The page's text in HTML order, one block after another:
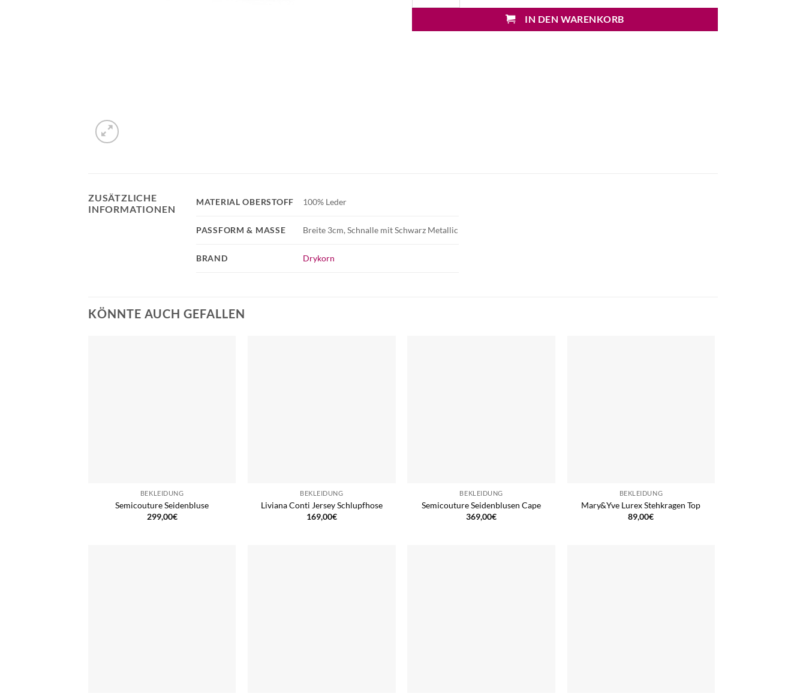
IN DEN WARENKORB
ZUSÄTZLICHE
INFORMATIONEN
BRAND Drykorn
MATERIAL OBERSTOFF 100% Leder
PASSFORM & MASSE Breite 3cm, Schnalle mit Schwarz Metallic
KÖNNTE AUCH GEFALLEN
BEKLEIDUNG
Semicouture Seidenbluse
299,00€
BEKLEIDUNG
Liviana Conti Jersey Schlupfhose
169,00€
BEKLEIDUNG
Semicouture Seidenblusen Cape
369,00€
BEKLEIDUNG
Mary&Yve Lurex Stehkragen Top
89,00€